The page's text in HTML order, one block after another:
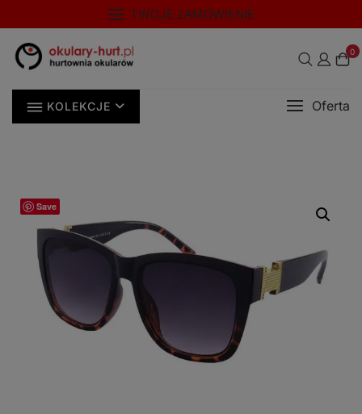
to
content
TWOJE ZAMÓWIENIE
0
KOLEKCJE Oferta
Save
modal-check